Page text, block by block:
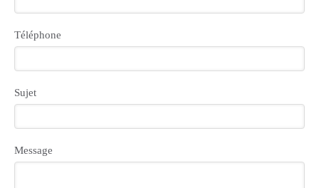
Téléphone
Sujet
Message